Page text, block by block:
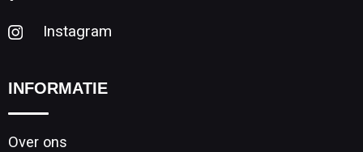
Instagram
INFORMATIE
Over ons